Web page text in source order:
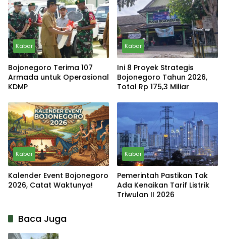
Kabar
Bojonegoro Terima 107
Armada untuk Operasional
KDMP
Kabar
Ini 8 Proyek Strategis
Bojonegoro Tahun 2026,
Total Rp 175,3 Miliar
Kabar
Kalender Event Bojonegoro
2026, Catat Waktunya!
Kabar
Pemerintah Pastikan Tak
Ada Kenaikan Tarif Listrik
Triwulan II 2026
Baca Juga